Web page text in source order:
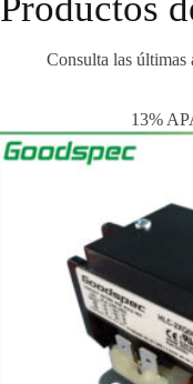
Productos
Consulta las últimas
13%